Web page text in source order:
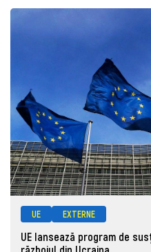
UE EXTERNE
UE lansează program de
războiul din Ucraina